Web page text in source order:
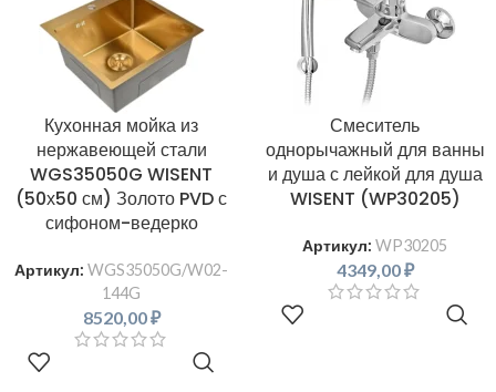
Кухонная мойка из
нержавеющей стали
WGS35050G WISENT
(50х50 см) Золото PVD с
сифоном-ведерко
Артикул: WGS35050G/W02-
144G
8520,00₽
Смеситель
однорычажный для ванны
и душа с лейкой для душа
WISENT (WP30205)
Артикул: WP30205
4349,00₽